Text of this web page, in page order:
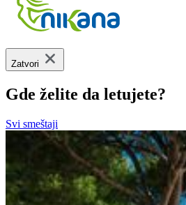
Zatvori
Gde želite da letujete?
Svi smeštaji